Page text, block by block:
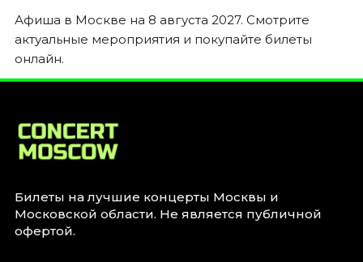
Стендап
Август 2026
Сентябрь 2026
Ноябрь 2026
Декабрь 2026
Август 2026
Сентябрь 2026
Афиша в Москве на 8 августа 2027. Смотрите
актуальные мероприятия и покупайте билеты
онлайн.
Билеты на лучшие концерты Москвы и
Московской области. Не является публичной
офертой.